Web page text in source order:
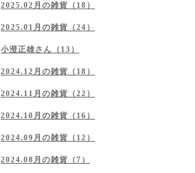
2025.02月の雑貨（18）
2025.01月の雑貨（24）
小澄正雄さん（13）
2024.12月の雑貨（18）
2024.11月の雑貨（22）
2024.10月の雑貨（16）
2024.09月の雑貨（12）
2024.08月の雑貨（7）